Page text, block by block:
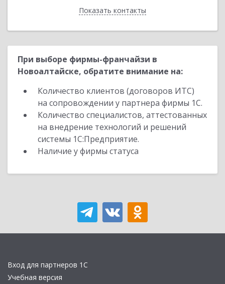
Показать контакты
Назад
При выборе фирмы-франчайзи в
Новоалтайске, обратите внимание на:
Количество клиентов (договоров ИТС)
на сопровождении у партнера фирмы 1С.
Количество специалистов, аттестованных
на внедрение технологий и решений
системы 1С:Предприятие.
Наличие у фирмы статуса
Вход для партнеров 1С
Учебная версия